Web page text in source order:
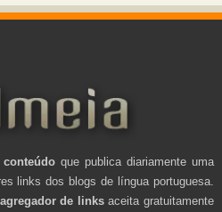
que publica diariamente uma
links dos blogs de língua portuguesa.
agregador de linksaceita gratuitamente